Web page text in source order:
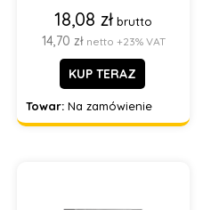
18,08 zł brutto
14,70 zł netto +23% VAT
KUP TERAZ
Towar: Na zamówienie